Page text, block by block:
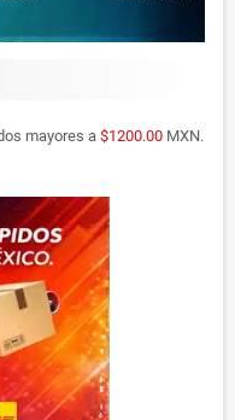
mayores a$1200.00 MXN.